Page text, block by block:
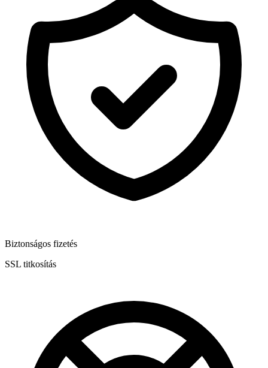
Biztonságos fizetés
SSL titkosítás